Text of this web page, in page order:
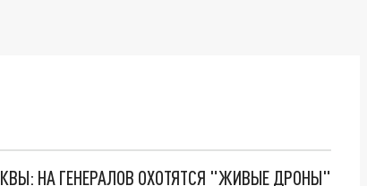
НА ГЕНЕРАЛОВ ОХОТЯТСЯ "ЖИВЫЕ ДРОНЫ"